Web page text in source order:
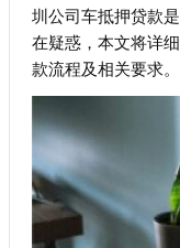
圳公司车抵押贷款
在疑惑，本文将详
款流程及相关要求。